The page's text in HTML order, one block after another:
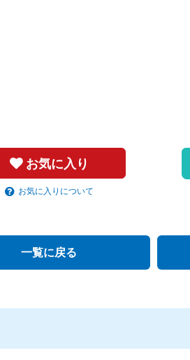
お気に入り
お気に入りについて
一覧に戻る